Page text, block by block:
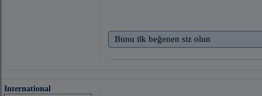
Bunu ilk beğenen siz olun
International